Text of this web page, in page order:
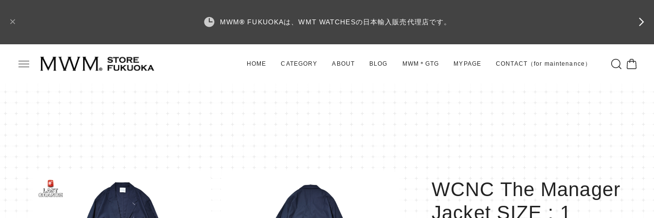
MWM® FUKUOKAは、WMT WATCHESの日本輸入販売代理店です。
HOME CATEGORY ABOUT BLOG MWM＊GTG MYPAGE CONTACT（for maintenance）
WCNC The Manager
Jacket SIZE : 1